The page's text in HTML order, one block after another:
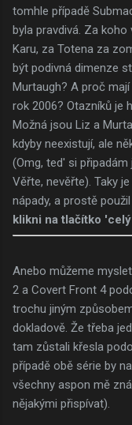
tomhle případě
byla pravdivá. Za
Karu, za Totena za
být podivná dimenze
Murtaugh? A proč
rok 2006? Otazníků je
Možná jsou Liz a
kdyby neexistují, ale
(Omg, ted' si
Věřte, nevěřte). Taky
nápady, a prostě
klikni na tlačítko
Anebo můžeme
2 a Covert Front 4
trochu jiným
dokladově. Že třeba
tam zůstali křesla
případě obě série by
všechny aspon mě
nějakými přispívat).